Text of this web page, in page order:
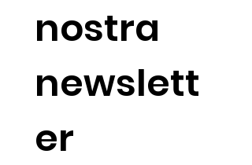
nostra
newslett
er